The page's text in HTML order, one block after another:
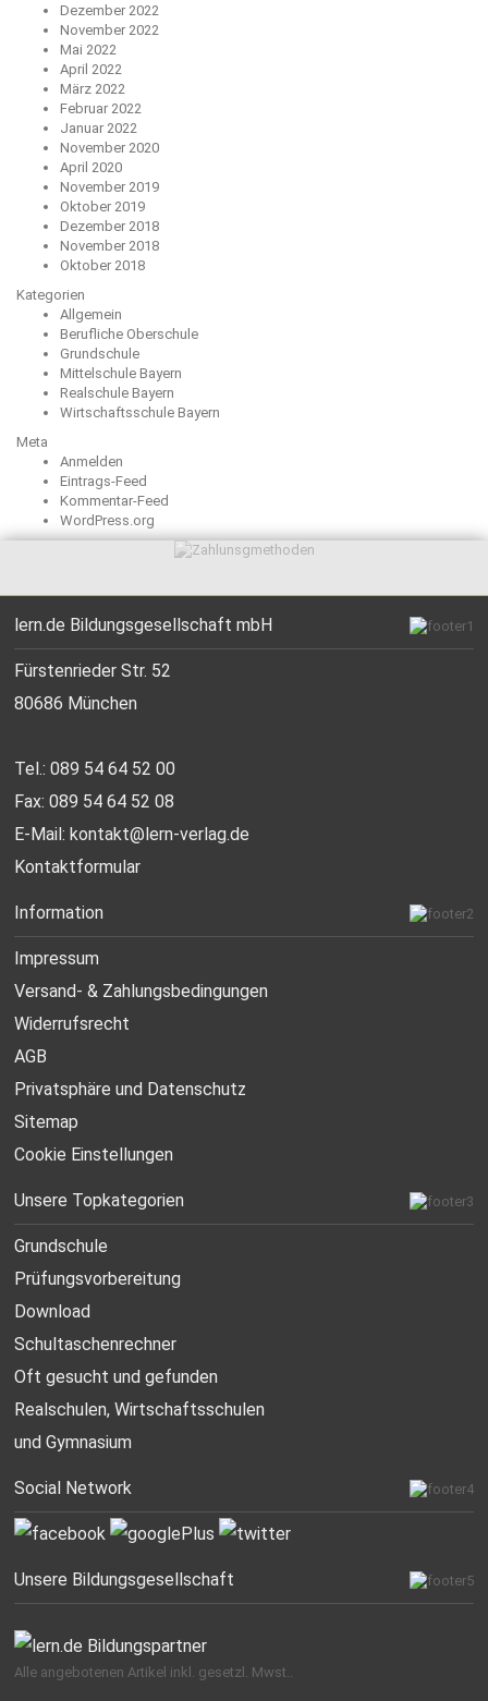
Dezember 2022
November 2022
Mai 2022
April 2022
März 2022
Februar 2022
Januar 2022
November 2020
April 2020
November 2019
Oktober 2019
Dezember 2018
November 2018
Oktober 2018
Kategorien
Allgemein
Berufliche Oberschule
Grundschule
Mittelschule Bayern
Realschule Bayern
Wirtschaftsschule Bayern
Meta
Anmelden
Eintrags-Feed
Kommentar-Feed
WordPress.org
lern.de Bildungsgesellschaft mbH
Fürstenrieder Str. 52
80686 München
Tel.: 089 54 64 52 00
Fax: 089 54 64 52 08
E-Mail:kontakt@lern-verlag.de
Kontaktformular
Information
Impressum
Versand- & Zahlungsbedingungen
Widerrufsrecht
AGB
Privatsphäre und Datenschutz
Sitemap
Cookie Einstellungen
Unsere Topkategorien
Grundschule
Prüfungsvorbereitung
Download
Schultaschenrechner
Oft gesucht und gefunden
Realschulen,Wirtschaftsschulen
und Gymnasium
Social Network
Unsere Bildungsgesellschaft
Alle angebotenen Artikel inkl. gesetzl. Mwst..